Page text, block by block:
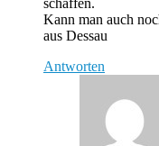
schaffen.
Kann man auch
aus Dessau
Antworten